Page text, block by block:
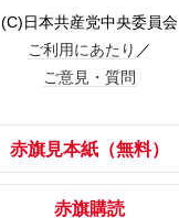
(C)日本共産党中央委員会
ご利用にあたり ／
ご意見・質問
赤旗見本紙（無料）
赤旗購読